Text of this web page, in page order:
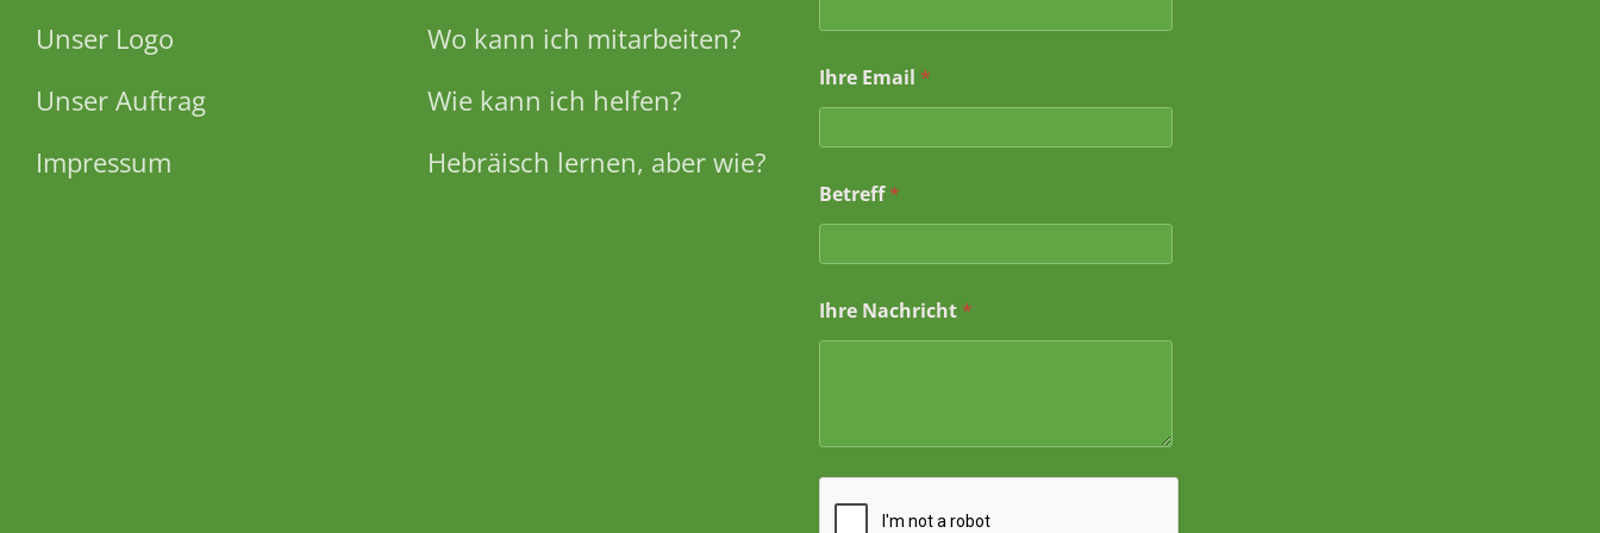
Unser Logo
Unser Auftrag
Impressum
Wo kann ich mitarbeiten?
Wie kann ich helfen?
Hebräisch lernen, aber wie?
*
e
t
e
f
Ihre Email *
Betreff*
Ihre Nachricht *